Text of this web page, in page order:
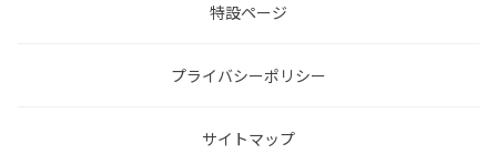
特設ページ
プライバシーポリシー
サイトマップ